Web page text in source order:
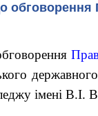
обговорення
імені В.І.